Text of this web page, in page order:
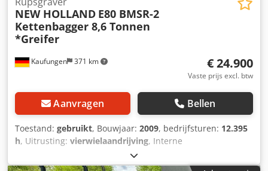
Kaufungen 371 km
NEW HOLLAND E80 BMSR-2
Kettenbagger 8,6 Tonnen
*Greifer
€ 24.900
Vaste prijs excl. btw
Aanvragen Bellen
Toestand: gebruikt, Bouwjaar: 2009, bedrijfsturen: 12.395
h, Uitrusting: vierwielaandrijving, Interne
voertuignummer: G400017 Per direct beschikbaar op ons
terrein in Kaufungen. Meer informatie bij: * Golec